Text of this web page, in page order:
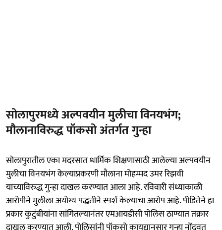
सोलापुरमध्ये अल्पवयीन मुलीचा विनयभंग;
मौलानाविरुद्ध पॉकसो अंतर्गत गुन्हा
सोलापुरातील एका मदरसात धार्मिक शिक्षणासाठी आलेल्या अल्पवयीन
मुलीचा विनयभंग केल्याप्रकरणी मौलाना मोहम्मद उमर रिझवी
याच्याविरुद्ध गुन्हा दाखल करण्यात आला आहे. रविवारी संध्याकाळी
आरोपीने मुलीला अयोग्य पद्धतीने स्पर्श केल्याचा आरोप आहे. पीडितेने हा
प्रकार कुटुंबीयांना सांगितल्यानंतर एमआयडीसी पोलिस ठाण्यात तक्रार